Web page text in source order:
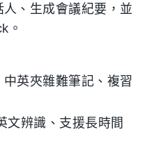
、生成會議紀要，並
。
中英夾雜難筆記、複習
文辨識、支援長時間